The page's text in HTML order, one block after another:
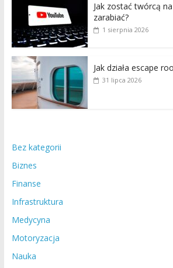
Jak zostać twórcą
zarabiać?
1 sierpnia 2026
Jak działa escape
31 lipca 2026
Bez kategorii
Biznes
Finanse
Infrastruktura
Medycyna
Motoryzacja
Nauka